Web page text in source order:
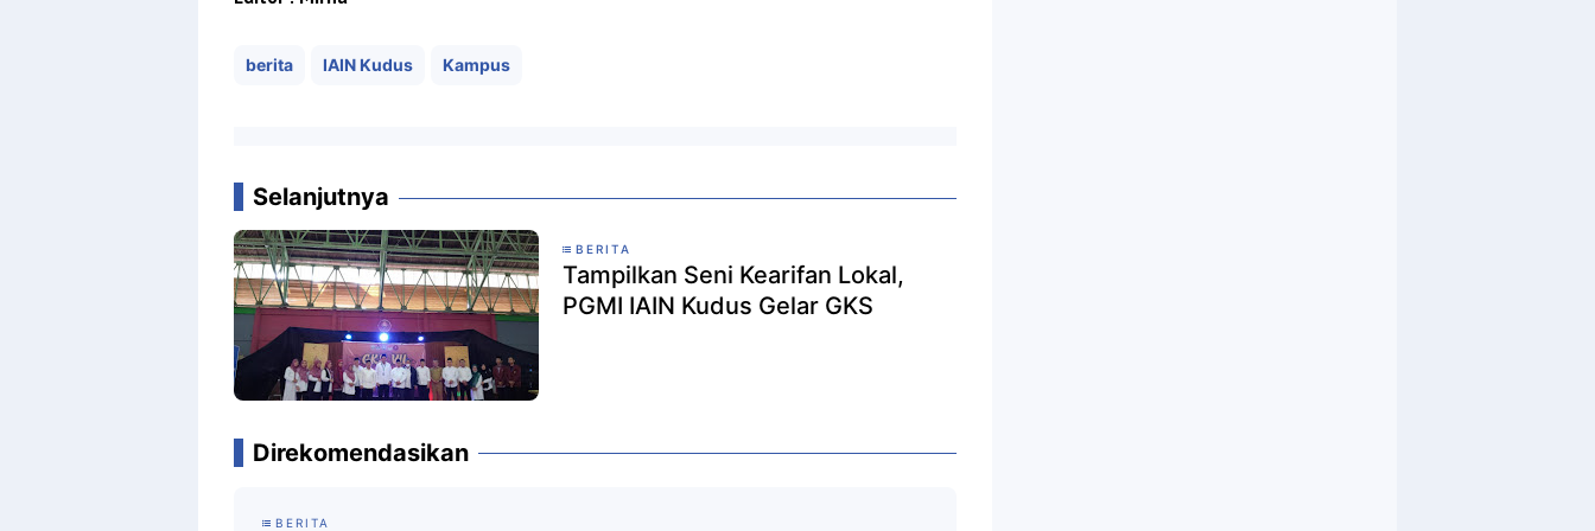
berita IAIN Kudus Kampus
Selanjutnya
BERITA
Tampilkan Seni Kearifan Lokal,
PGMI IAIN Kudus Gelar GKS
Direkomendasikan
BERITA